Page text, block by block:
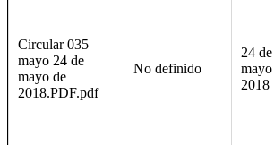
Circular 035
mayo 24 de
mayo de
2018.PDF.pdf
No definido
24 de
2018